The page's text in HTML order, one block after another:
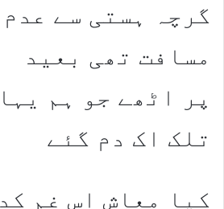
گرچہ ہستی سے
مسافت تھی بعید
پر اٹھے جو ہم
تلک اک دم گئے
کیا معاش اس غم